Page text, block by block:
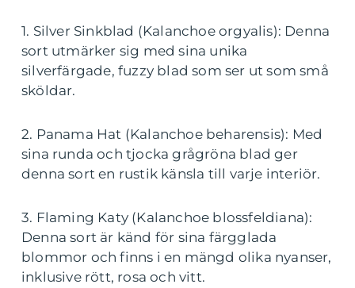
1. Silver Sinkblad (Kalanchoe orgyalis): Denna
sort utmärker sig med sina unika
silverfärgade, fuzzy blad som ser ut som små
sköldar.
2. Panama Hat (Kalanchoe beharensis): Med
sina runda och tjocka grågröna blad ger
denna sort en rustik känsla till varje interiör.
3. Flaming Katy (Kalanchoe blossfeldiana):
Denna sort är känd för sina färgglada
blommor och finns i en mängd olika nyanser,
inklusive rött, rosa och vitt.